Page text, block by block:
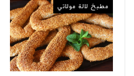
مطبخ لالة مولاتي